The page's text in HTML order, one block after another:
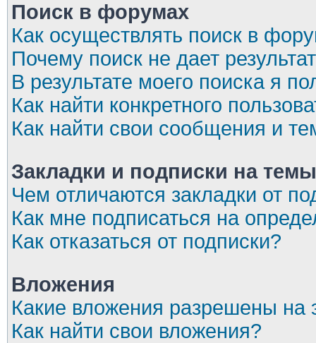
Поиск в форумах
Как осуществлять поиск в
Почему поиск не дает
В результате моего поиска я
Как найти конкретного
Как найти свои сообщения и
Закладки и подписки на темы
Чем отличаются закладки от
Как мне подписаться на
Как отказаться от подписки?
Вложения
Какие вложения разрешены на
Как найти свои вложения?